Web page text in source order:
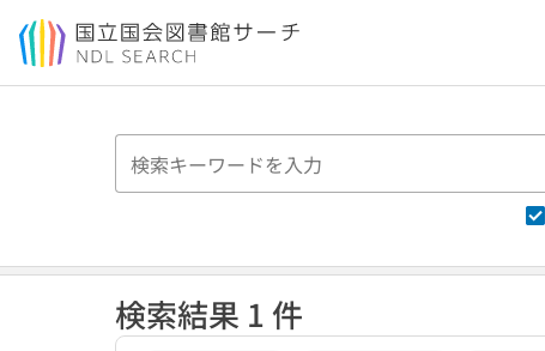
本文へ移動
検索結果 1 件